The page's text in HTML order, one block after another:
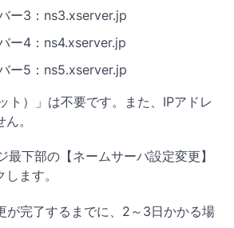
ー3：ns3.xserver.jp
ー4：ns4.xserver.jp
ー5：ns5.xserver.jp
ト）」は不要です。また、IPアドレ
。
最下部の【ネームサーバ設定変更】
ます。
が完了するまでに、2～3日かかる場